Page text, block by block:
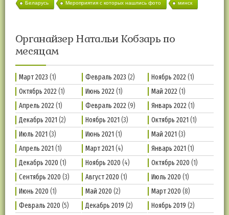
Беларусь Мероприятия с которых нашлись фото минск
Органайзер Натальи Кобзарь по
месяцам
Март 2023 (1) Февраль 2023 (2) Ноябрь 2022(1)
Октябрь 2022(1) Июнь 2022(1) Май 2022(1)
Апрель 2022(1) Февраль 2022(9) Январь 2022(1)
Декабрь 2021 (2) Ноябрь 2021 (3) Октябрь 2021 (1)
Июль 2021 (3) Июнь 2021 (1) Май 2021 (3)
Апрель 2021 (1) Март 2021 (4) Январь 2021 (1)
Декабрь 2020 (1) Ноябрь 2020 (4) Октябрь 2020 (1)
Сентябрь 2020 (3) Август 2020 (1) Июль 2020 (1)
Июнь 2020 (1) Май 2020 (2) Март 2020 (8)
Февраль 2020 (5) Декабрь 2019 (2) Ноябрь 2019 (2)